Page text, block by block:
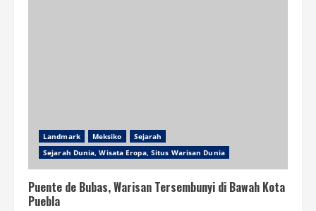
Landmark Meksiko
Sejarah
Sejarah Dunia, Wisata Eropa, Situs Warisan Dunia
Puente de Bubas, Warisan Tersembunyi di Bawah Kota
Puebla